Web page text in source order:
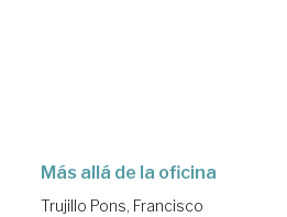
Más allá de la oficina
Trujillo Pons, Francisco